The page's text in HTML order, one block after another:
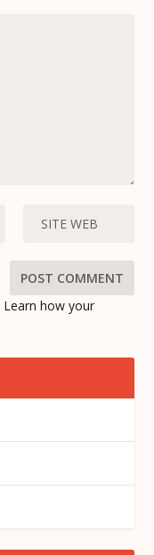
Learn how your